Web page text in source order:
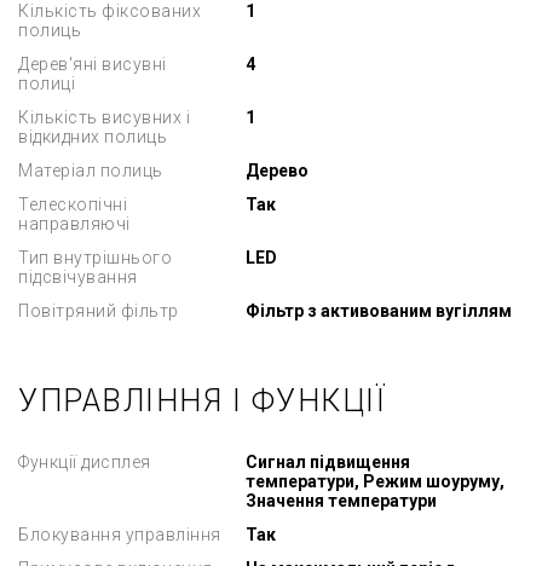
Кількість фіксованих
полиць
1
Дерев'яні висувні
полиці
4
Кількість висувних і
відкидних полиць
1
Матеріал полиць
Дерево
Телескопічні
направляючі
Так
Тип внутрішнього
підсвічування
LED
Повітряний фільтр Фільтр з активованим вугіллям
УПРАВЛІННЯ І ФУНКЦІЇ
Функції дисплея
Сигнал підвищення
температури, Режим шоуруму,
Значення температури
Блокування управління
Так